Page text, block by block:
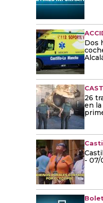
Dos
26
en
- 07/